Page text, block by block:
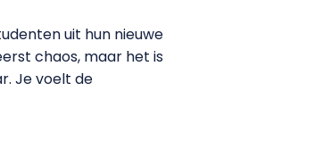
uit hun nieuwe
chaos, maar het is
Je voelt de